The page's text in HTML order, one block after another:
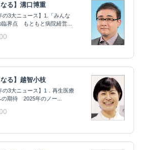
なる】溝口博重
の3大ニュース】1.「みんな
界点 もともと病院経営...
なる】越智小枝
の3大ニュース】1．再生医療
期待 2025年のノー...